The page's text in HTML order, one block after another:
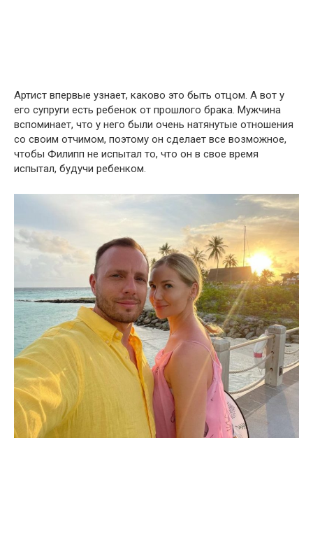
Артист впервые узнает, каково это быть отцом. А вот у
его супруги есть ребенок от прошлого брака. Мужчина
вспоминает, что у него были очень натянутые отношения
со своим отчимом, поэтому он сделает все возможное,
чтобы Филипп не испытал то, что он в свое время
испытал, будучи ребенком.